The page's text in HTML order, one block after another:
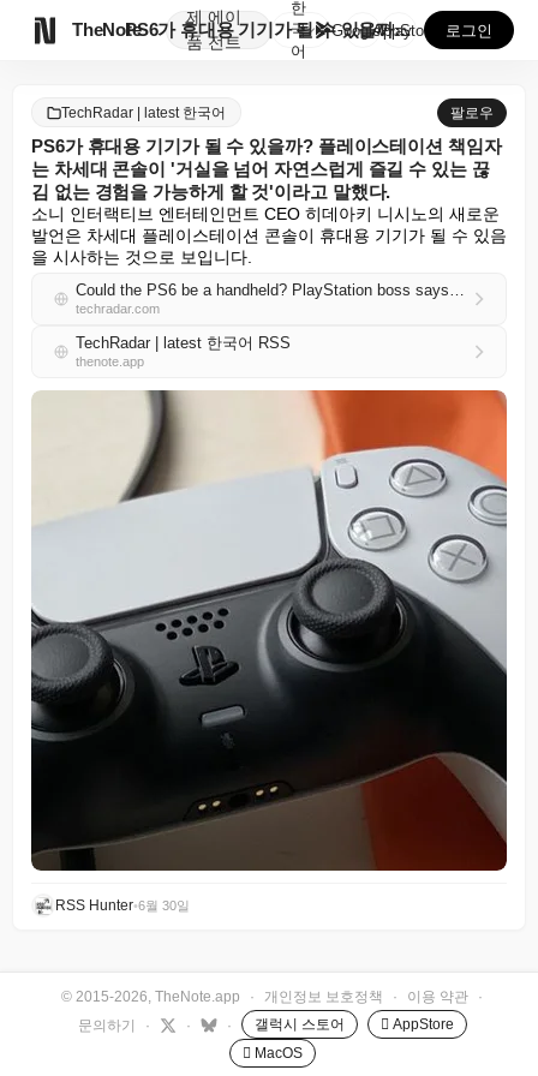
TheNote
제
품
에이
전트
PS6가 휴대용 기기가 될 수 있을까? 플레이스테이션 ...
한
국
어
GooglePlay
AppStore 로그인
TechRadar | latest 한국어 팔로우
PS6가 휴대용 기기가 될 수 있을까? 플레이스테이션 책임자
는 차세대 콘솔이 '거실을 넘어 자연스럽게 즐길 수 있는 끊
김 없는 경험을 가능하게 할 것'이라고 말했다.
소니 인터랙티브 엔터테인먼트 CEO 히데아키 니시노의 새로운
발언은 차세대 플레이스테이션 콘솔이 휴대용 기기가 될 수 있음
을 시사하는 것으로 보입니다.
Could the PS6 be a handheld? PlayStation boss says the next-gen console will 'enable a seamless experience that can be enjoyed naturally beyond the living room'
techradar.com
TechRadar | latest 한국어 RSS
thenote.app
RSS Hunter•6월 30일
© 2015-2026, TheNote.app · 개인정보 보호정책 · 이용 약관
·
문의하기
· · · 갤럭시 스토어
 AppStore
 MacOS